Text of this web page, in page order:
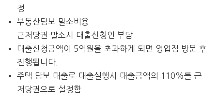
정
부동산담보 말소비용
근저당권 말소시 대출신청인 부담
대출신청금액이 5억원을 초과하게 되면 영업점 방문 후
진행됩니다.
주택 담보 대출로 대출실행시 대출금액의 110%를 근
저당권으로 설정함